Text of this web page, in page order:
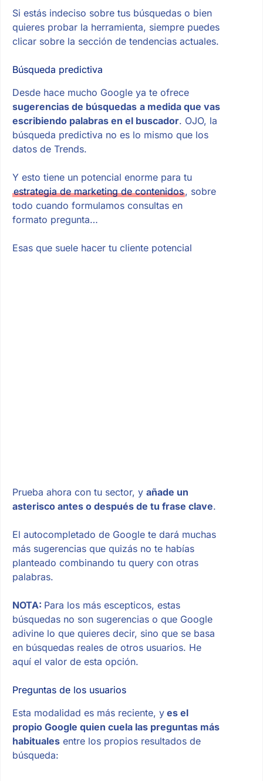
Si estás indeciso sobre tus búsquedas o bien
quieres probar la herramienta, siempre puedes
clicar sobre la sección de tendencias actuales.
Búsqueda predictiva
Desde hace mucho Google ya te ofrece
sugerencias de búsquedas a medida que vas
escribiendo palabras en el buscador. OJO, la
búsqueda predictiva no es lo mismo que los
datos de Trends.
Y esto tiene un potencial enorme para tu
estrategia de marketing de contenidos, sobre
todo cuando formulamos consultas en
formato pregunta…
Esas que suele hacer tu cliente potencial
Prueba ahora con tu sector, y añade un
asterisco antes o después de tu frase clave.
El autocompletado de Google te dará muchas
más sugerencias que quizás no te habías
planteado combinando tu query con otras
palabras.
NOTA: Para los más escepticos, estas
búsquedas no son sugerencias o que Google
adivine lo que quieres decir, sino que se basa
en búsquedas reales de otros usuarios. He
aquí el valor de esta opción.
Preguntas de los usuarios
Esta modalidad es más reciente, yes el
propio Google quien cuela las preguntas más
habitualesentre los propios resultados de
búsqueda: